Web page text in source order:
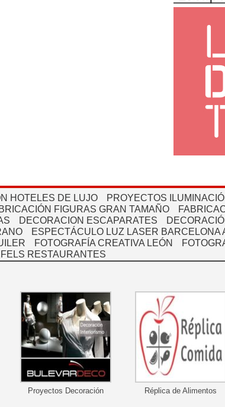
HOTELES DE LUJO
PROYECTOS
FIGURAS GRAN TAMAÑO
DECORACION ESCAPARATES
ESPECTÁCULO LUZ LASER BARCELONA
FOTOGRAFÍA CREATIVA LEÓN
RESTAURANTES
Proyectos Decoración Réplica de Alimentos